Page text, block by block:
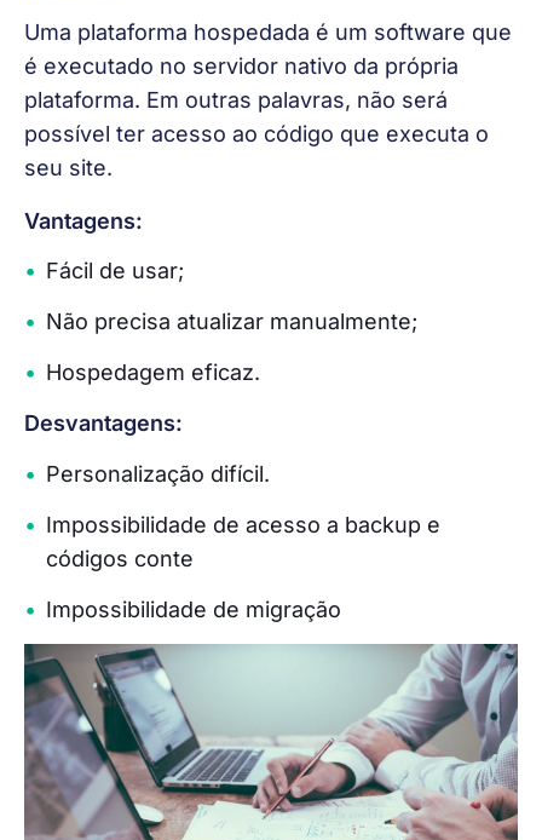
Uma plataforma hospedada é um software que
é executado no servidor nativo da própria
plataforma. Em outras palavras, não será
possível ter acesso ao código que executa o
seu site.
Vantagens:
Fácil de usar;
Não precisa atualizar manualmente;
Hospedagem eficaz.
Desvantagens:
Personalização difícil.
Impossibilidade de acesso a backup e
códigos conte
Impossibilidade de migração